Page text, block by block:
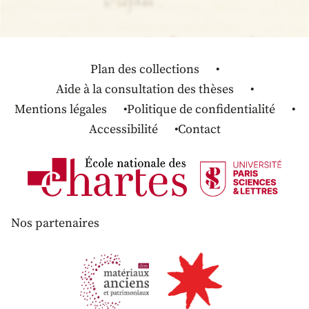
Plan des collections
Aide à la consultation des thèses
Mentions légales
Politique de confidentialité
Accessibilité
Contact
Nos partenaires